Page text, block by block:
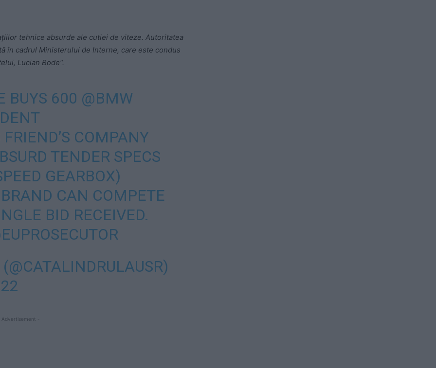
tehnice absurde ale cutiei de viteze. Autoritatea
în cadrul Ministerului de Interne, care este condus
Lucian Bode“.
BUYS 600 @BMW
FRIEND’S COMPANY
TENDER SPECS
GEARBOX)
CAN COMPETE
BID RECEIVED.
Advertisement -